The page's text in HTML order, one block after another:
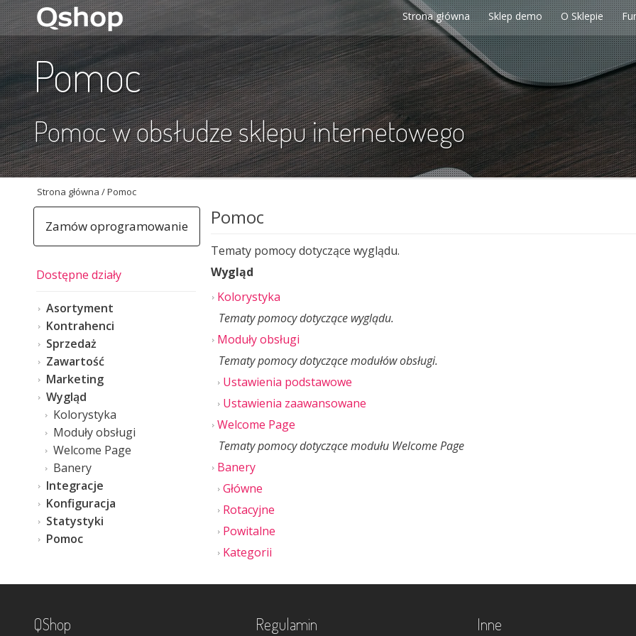
Strona główna Sklep demo O Sklepie
Pomoc
Pomoc w obsłudze sklepu internetowego
Strona główna /Pomoc
Zamów oprogramowanie
Dostępne działy
Asortyment
Kontrahenci
Sprzedaż
Zawartość
Marketing
Wygląd
Kolorystyka
Moduły obsługi
Welcome Page
Banery
Integracje
Konfiguracja
Statystyki
Pomoc
Pomoc
Tematy pomocy dotyczące wyglądu.
Wygląd
Kolorystyka
Tematy pomocy dotyczące wyglądu.
Moduły obsługi
Tematy pomocy dotyczące modułów obsługi.
Ustawienia podstawowe
Ustawienia zaawansowane
Welcome Page
Tematy pomocy dotyczące modułu Welcome Page
Banery
Główne
Rotacyjne
Powitalne
Kategorii
QShop Regulamin Inne